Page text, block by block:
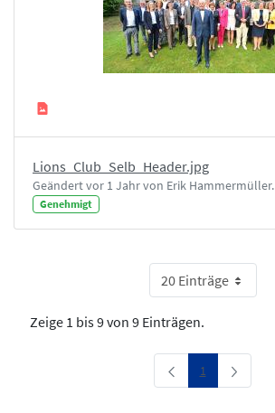
Lions_Club_Selb_Header.jpg
Geändert vor 1 Jahr von Erik Hammermüller.
Genehmigt
20 Einträge
Zeige 1 bis 9 von 9 Einträgen.
Seite
1